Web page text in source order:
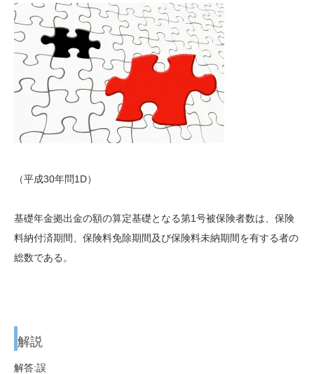
（平成30年問1D）
基礎年金拠出金の額の算定基礎となる第1号被保険者数は、保険
料納付済期間、保険料免除期間及び保険料未納期間を有する者の
総数である。
解説
解答:誤